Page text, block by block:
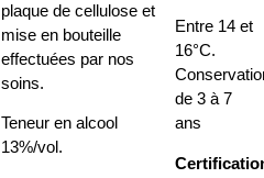
plaque de cellulose et
mise en bouteille
effectuées par nos
soins.
Teneur en alcool
13%/vol.
Entre 14 et
16°C.
de 3 à 7
ans